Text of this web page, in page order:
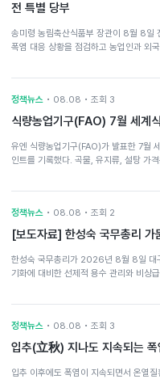
전 특별 당부
송미령 농림축산식품부 장관이 8월 8일
폭염 대응 상황을 점검하고 농업인과 외
정책뉴스 • 08.08 • 조회 3
식량농업기구(FAO) 7월 세계
유엔 식량농업기구(FAO)가 발표한 7월
인트를 기록했다. 곡물, 유지류, 설탕 가
정책뉴스 • 08.08 • 조회 2
[보도자료] 한성숙 국무총리 가
한성숙 국무총리가 2026년 8월 8일 대
기화에 대비한 선제적 용수 관리와 비상
정책뉴스 • 08.08 • 조회 3
입추(立秋) 지나도 지속되는
입추 이후에도 폭염이 지속되면서 온열